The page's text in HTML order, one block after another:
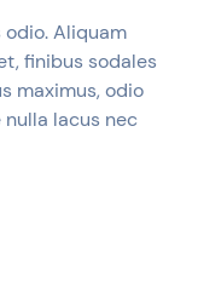
Aliquam
finibus sodales
maximus, odio
lacus nec